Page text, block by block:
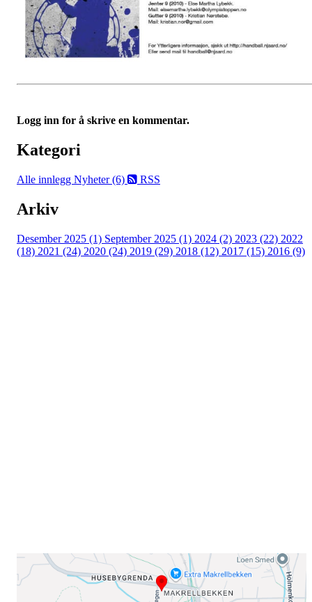
Logg inn for å skrive en kommentar.
Kategori
Alle innlegg Nyheter (6) RSS
Arkiv
Desember 2025 (1) September 2025 (1) 2024 (2) 2023 (22) 2022
(18) 2021 (24) 2020 (24) 2019 (29) 2018 (12) 2017 (15) 2016 (9)